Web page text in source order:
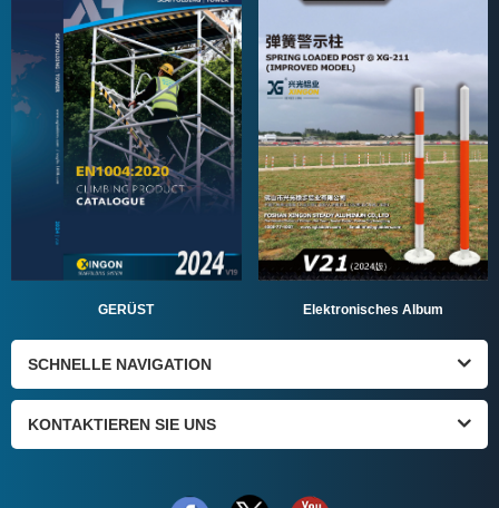
GERÜST Elektronisches Album
SCHNELLE NAVIGATION
KONTAKTIEREN SIE UNS